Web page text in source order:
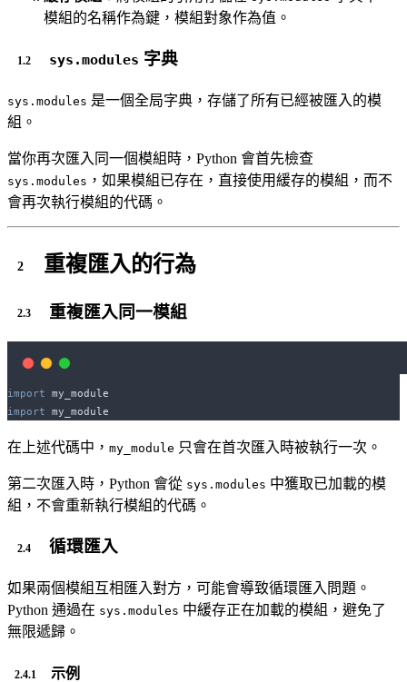
模組的名稱作為鍵，模組對象作為值。
sys.modules 字典
sys.modules 是一個全局字典，存儲了所有已經被匯入的模
組。
當你再次匯入同一個模組時，Python 會首先檢查
sys.modules ，如果模組已存在，直接使用緩存的模組，而不
會再次執行模組的代碼。
重複匯入的行為
重複匯入同一模組
import my_module
import my_module
在上述代碼中， my_module 只會在首次匯入時被執行一次。
第二次匯入時，Python 會從 sys.modules 中獲取已加載的模
組，不會重新執行模組的代碼。
循環匯入
如果兩個模組互相匯入對方，可能會導致循環匯入問題。
Python 通過在 sys.modules 中緩存正在加載的模組，避免了
無限遞歸。
示例